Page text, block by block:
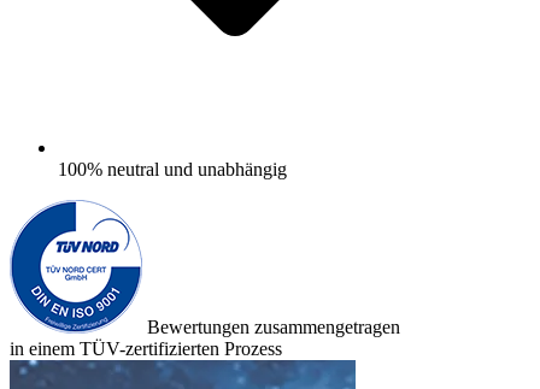
100% neutral und unabhängig
Bewertungen zusammengetragen
in einem TÜV-zertifizierten Prozess